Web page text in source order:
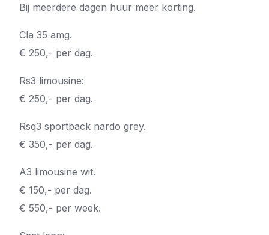
Bij meerdere dagen huur meer korting.
Cla 35 amg.
€ 250,- per dag.
Rs3 limousine:
€ 250,- per dag.
Rsq3 sportback nardo grey.
€ 350,- per dag.
A3 limousine wit.
€ 150,- per dag.
€ 550,- per week.